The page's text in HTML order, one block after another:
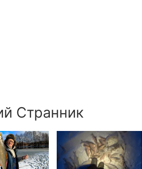
Странник